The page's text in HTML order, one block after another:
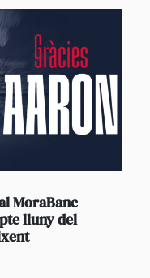
MoraBanc
lluny del